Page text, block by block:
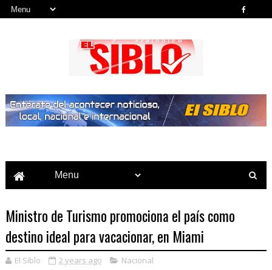
Ministro de Turismo promociona el país como
destino ideal para vacacionar, en Miami
El Siblo 2 years ago Nacional